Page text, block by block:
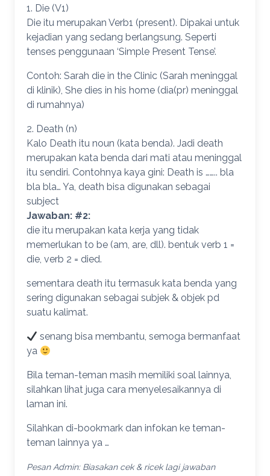
1. Die (V1)
Die itu merupakan Verb1 (present). Dipakai untuk
kejadian yang sedang berlangsung. Seperti
tenses penggunaan ‘Simple Present Tense’.
Contoh: Sarah die in the Clinic (Sarah meninggal
di klinik), She dies in his home (dia(pr) meninggal
di rumahnya)
2. Death (n)
Kalo Death itu noun (kata benda). Jadi death
merupakan kata benda dari mati atau meninggal
itu sendiri. Contohnya kaya gini: Death is …….. bla
bla bla… Ya, death bisa digunakan sebagai
subject
Jawaban: #2:
die itu merupakan kata kerja yang tidak
memerlukan to be (am, are, dll). bentuk verb 1 =
die, verb 2 = died.
sementara death itu termasuk kata benda yang
sering digunakan sebagai subjek & objek pd
suatu kalimat.
senang bisa membantu, semoga bermanfaat
ya
Bila teman-teman masih memiliki soal lainnya,
silahkan lihat juga cara menyelesaikannya di
laman ini.
Silahkan di-bookmark dan infokan ke teman-
teman lainnya ya …
Pesan Admin: Biasakan cek & ricek lagi jawaban